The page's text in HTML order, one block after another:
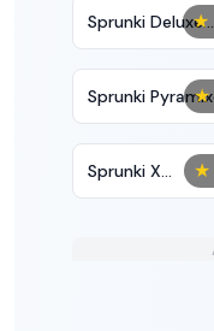
★
Sprunki Deluxe
Retake
★
Sprunki
Restyled
★
Sprunki X
Regretevator